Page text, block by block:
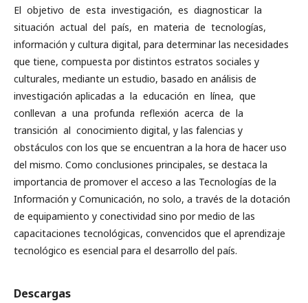
El objetivo de esta investigación, es diagnosticar la
situación actual del país, en materia de tecnologías,
información y cultura digital, para determinar las necesidades
que tiene, compuesta por distintos estratos sociales y
culturales, mediante un estudio, basado en análisis de
investigación aplicadas a la educación en línea, que
conllevan a una profunda reflexión acerca de la
transición al conocimiento digital, y las falencias y
obstáculos con los que se encuentran a la hora de hacer uso
del mismo. Como conclusiones principales, se destaca la
importancia de promover el acceso a las Tecnologías de la
Información y Comunicación, no solo, a través de la dotación
de equipamiento y conectividad sino por medio de las
capacitaciones tecnológicas, convencidos que el aprendizaje
tecnológico es esencial para el desarrollo del país.
Descargas